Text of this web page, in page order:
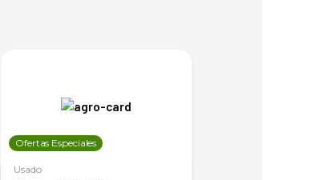
Ofertas Especiales
Usado